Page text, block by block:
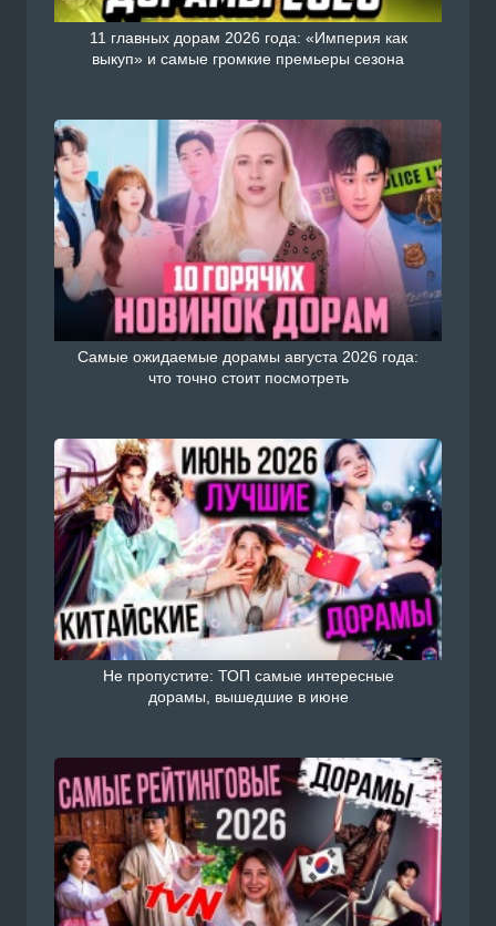
11 главных дорам 2026 года: «Империя как
выкуп» и самые громкие премьеры сезона
Самые ожидаемые дорамы августа 2026 года:
что точно стоит посмотреть
Не пропустите: ТОП самые интересные
дорамы, вышедшие в июне